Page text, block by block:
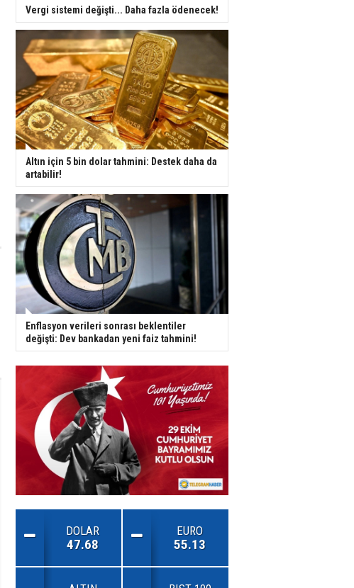
Vergi sistemi değişti... Daha fazla ödenecek!
Altın için 5 bin dolar tahmini: Destek daha da
artabilir!
Enflasyon verileri sonrası beklentiler
değişti: Dev bankadan yeni faiz tahmini!
DOLAR
47.68
EURO
55.13